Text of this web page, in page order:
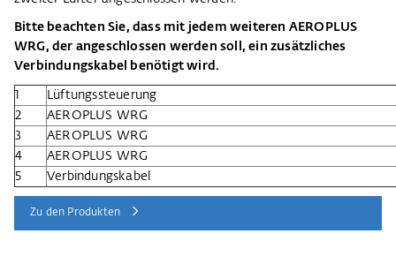
Bitte beachten Sie, dass mit jedem weiteren AEROPLUS
WRG, der angeschlossen werden soll, ein zusätzliches
Verbindungskabel benötigt wird.
Lüftungssteuerung
2
AEROPLUS WRG
3
AEROPLUS WRG
4
AEROPLUS WRG
5
Verbindungskabel
Zu den Produkten